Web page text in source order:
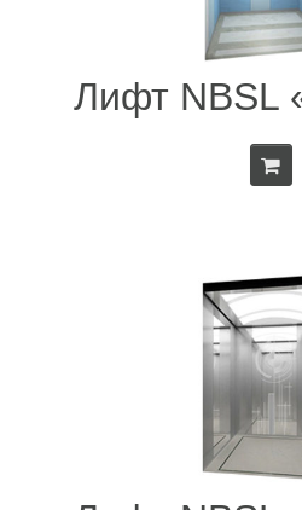
Лифт NBSL